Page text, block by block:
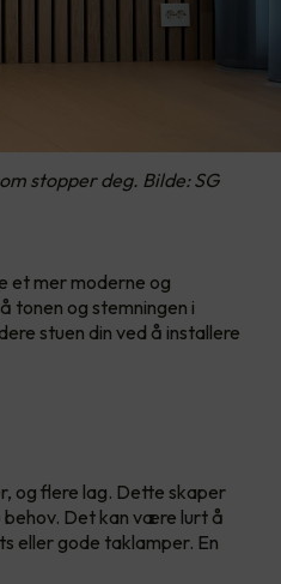
stopper deg. Bilde: SG
et mer moderne og
tonen og stemningen i
stuen din ved å installere
og flere lag. Dette skaper
behov. Det kan være lurt å
eller gode taklamper. En